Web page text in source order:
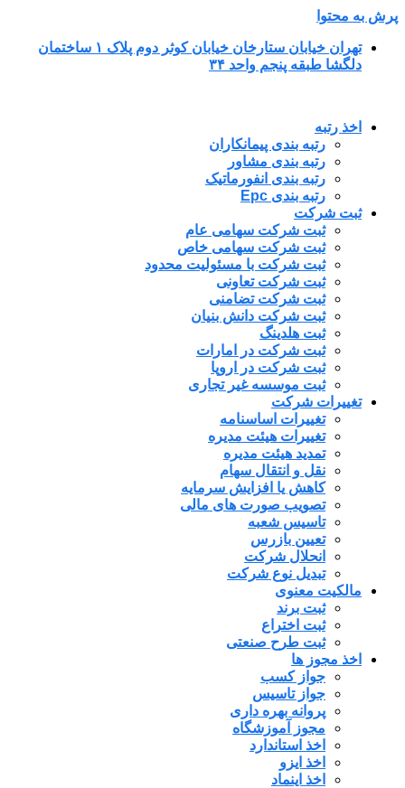
پرش به محتوا
تهران خیابان ستارخان خیابان کوثر دوم پلاک ۱ ساختمان
دلگشا طبقه پنجم واحد ۳۴
اخذ رتبه
رتبه بندی پیمانکاران
رتبه بندی مشاور
رتبه بندی انفورماتیک
رتبه بندی Epc
ثبت شرکت
ثبت شرکت سهامی عام
ثبت شرکت سهامی خاص
ثبت شرکت با مسئولیت محدود
ثبت شرکت تعاونی
ثبت شرکت تضامنی
ثبت شرکت دانش بنیان
ثبت هلدینگ
ثبت شرکت در امارات
ثبت شرکت در اروپا
ثبت موسسه غیر تجاری
تغییرات شرکت
تغییرات اساسنامه
تغییرات هیئت مدیره
تمدید هیئت مدیره
نقل و انتقال سهام
کاهش یا افزایش سرمایه
تصویب صورت های مالی
تاسیس شعبه
تعیین بازرس
انحلال شرکت
تبدیل نوع شرکت
مالکیت معنوی
ثبت برند
ثبت اختراع
ثبت طرح صنعتی
اخذ مجوز ها
جواز کسب
جواز تاسیس
پروانه بهره داری
مجوز آموزشگاه
اخذ استاندارد
اخذ ایزو
اخذ اینماد